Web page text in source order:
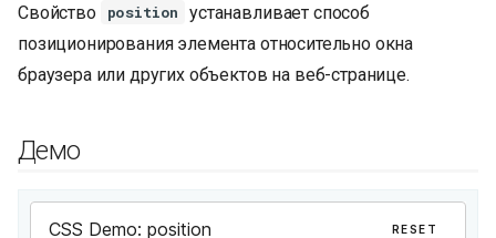
а
л
Свойство position
устанавливает способ
позиционирования элемента относительно окна
браузера или других объектов на веб-странице.
Демо